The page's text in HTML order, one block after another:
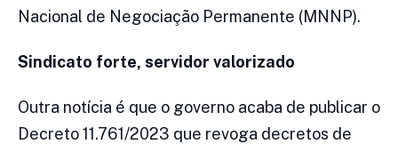
Nacional de Negociação Permanente (MNNP).
Sindicato forte, servidor valorizado
Outra notícia é que o governo acaba de publicar o
Decreto 11.761/2023 que revoga decretos de